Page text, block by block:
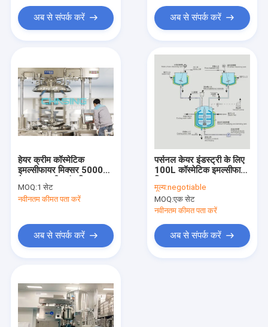
अब से संपर्क करें अब से संपर्क करें
हेयर क्रीम कॉस्मेटिक
इमल्सीफायर मिक्सर 5000L
वैक्यूम इमल्सीफाइंग मिक्सर
मशीन
MOQ:1 सेट
नवीनतम कीमत पता करें
अब से संपर्क करें
पर्सनल केयर इंडस्ट्री के लिए
100L कॉस्मेटिक इमल्सीफायर
मूल्य:negotiable
MOQ:एक सेट
नवीनतम कीमत पता करें
अब से संपर्क करें